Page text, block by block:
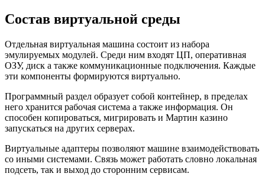
Состав виртуальной среды
Отдельная виртуальная машина состоит из набора
эмулируемых модулей. Среди ним входят ЦП, оперативная
ОЗУ, диск а также коммуникационные подключения. Каждые
эти компоненты формируются виртуально.
Программный раздел образует собой контейнер, в пределах
него хранится рабочая система а также информация. Он
способен копироваться, мигрировать и Мартин казино
запускаться на других серверах.
Виртуальные адаптеры позволяют машине взаимодействовать
со иными системами. Связь может работать словно локальная
подсеть, так и выход до сторонним сервисам.